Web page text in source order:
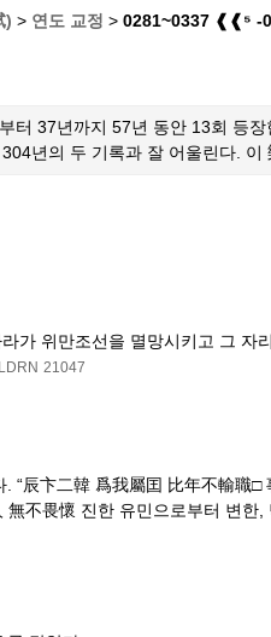
) > 연도 교정 >0281~0337 ❰❰⁵ -
터 37년까지 57년 동안 13회 등
년의 두 기록과 잘 어울린다.
가 위만조선을 멸망시키고 그 자
21047
“辰卞二韓 爲我屬囯 比年不輸職
無不畏懷 진한 유민으로부터 변